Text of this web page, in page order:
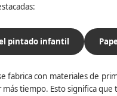
pintado infantil
fabrica con materiales de
tiempo. Esto significa